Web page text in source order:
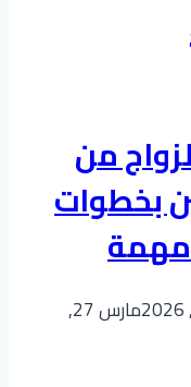
من
بخطوات
مارس 27,